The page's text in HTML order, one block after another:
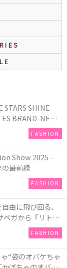
STARS SHINE
BRAND-NEW
FASHION
Show 2025 –
最前線
FASHION
由に飛び回る、
ガから『リトル
リーイヤー』を
FASHION
“姿のオバケちゃ